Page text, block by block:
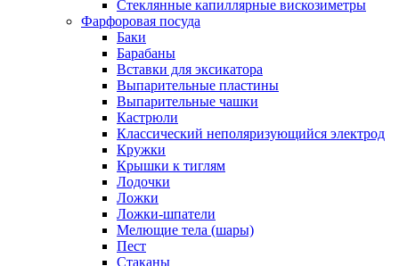
Стеклянные капиллярные вискозиметры
Фарфоровая посуда
Баки
Барабаны
Вставки для эксикатора
Выпарительные пластины
Выпарительные чашки
Кастрюли
Классический неполяризующийся электрод
Кружки
Крышки к тиглям
Лодочки
Ложки
Ложки-шпатели
Мелющие тела (шары)
Пест
Стаканы